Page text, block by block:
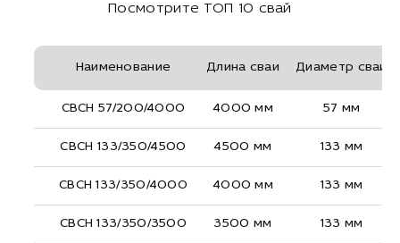
Посмотрите ТОП 10 свай
Наименование Длина сваи Диаметр сваи
СВСН 57/200/4000 4000 мм 57 мм
СВСН 133/350/4500 4500 мм 133 мм
СВСН 133/350/4000 4000 мм 133 мм
СВСН 133/350/3500 3500 мм 133 мм